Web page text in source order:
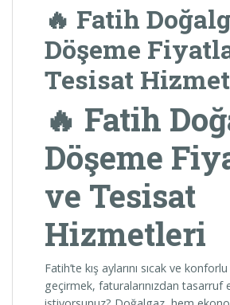
🔥 Fatih
Döşeme
Tesisat
🔥 Fatih
Döşeme
ve Tesisat
Hizmetleri
Fatih’te kış aylarını sıcak ve
geçirmek, faturalarınızdan tasarruf